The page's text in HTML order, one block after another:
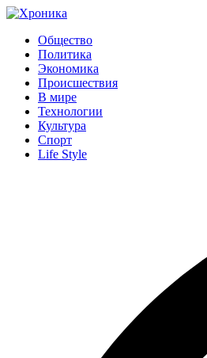
Общество
Политика
Экономика
Происшествия
В мире
Технологии
Культура
Спорт
Life Style